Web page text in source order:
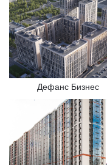
Дефанс Бизнес